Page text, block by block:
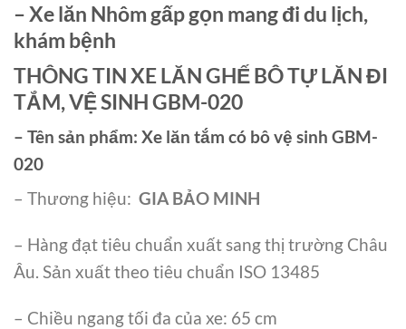
– Xe lăn Nhôm gấp gọn mang đi du lịch,
khám bệnh
THÔNG TIN XE LĂN GHẾ BÔ TỰ LĂN ĐI
TẮM, VỆ SINH GBM-020
– Tên sản phẩm: Xe lăn tắm có bô vệ sinh GBM-
020
– Thương hiệu: GIA BẢO MINH
– Hàng đạt tiêu chuẩn xuất sang thị trường Châu
Âu. Sản xuất theo tiêu chuẩn ISO 13485
– Chiều ngang tối đa của xe: 65 cm